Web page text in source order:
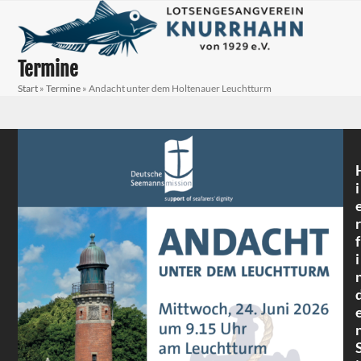
contentmobile
menu
mobile
menu
Termine
Start »Termine »Andacht unter dem Holtenauer Leuchtturm
i
r
f
i